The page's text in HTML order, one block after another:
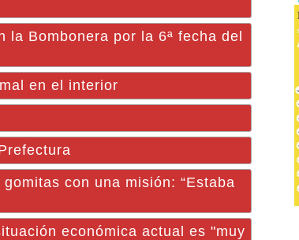
Bombonera por la 6ª fecha del
en el interior
con una misión: “Estaba
económica actual es "muy